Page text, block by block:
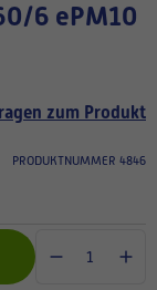
zum Produkt
PRODUKTNUMMER 4846